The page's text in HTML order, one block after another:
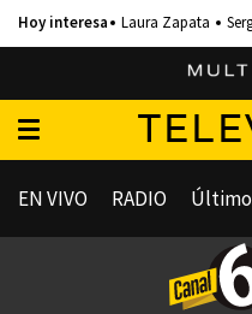
Laura Zapata
EN VIVO RADIO